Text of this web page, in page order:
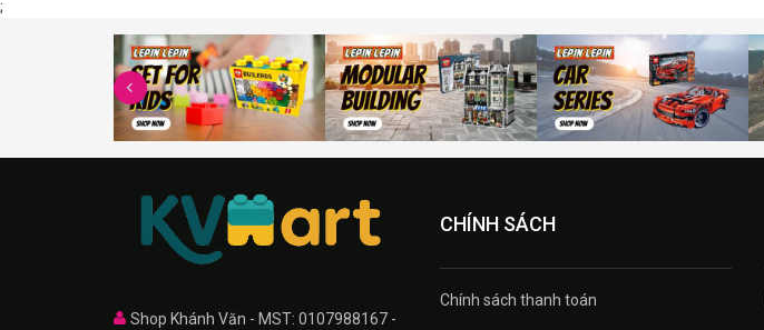
;
Shop Khánh Văn - MST: 0107988167 -
CHÍNH SÁCH
Chính sách thanh toán